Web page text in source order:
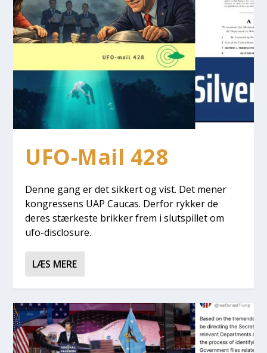
UFO-Mail 428
Den­ne gang er det sik­kert og vist. Det mener
kon­gres­sens UAP Caucas. Der­for ryk­ker de
deres stær­ke­ste brik­ker frem i slut­spil­let om
ufo-disclo­su­re.
LÆS MERE